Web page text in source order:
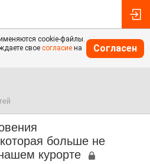
cookie-файлы.
свое согласие на
Согласен
больше не
курорте